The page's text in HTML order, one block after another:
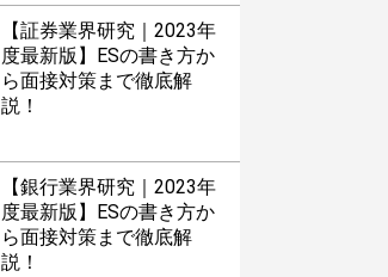
【証券業界研究｜2023年
度最新版】ESの書き方か
ら面接対策まで徹底解
説！
【銀行業界研究｜2023年
度最新版】ESの書き方か
ら面接対策まで徹底解
説！